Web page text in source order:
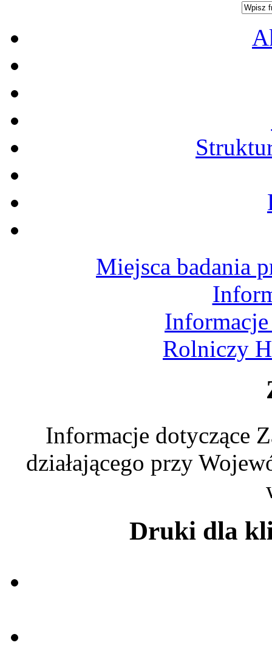
Miejsca badania
Rolniczy
Informacje dotyczące
działającego przy
Druki dla